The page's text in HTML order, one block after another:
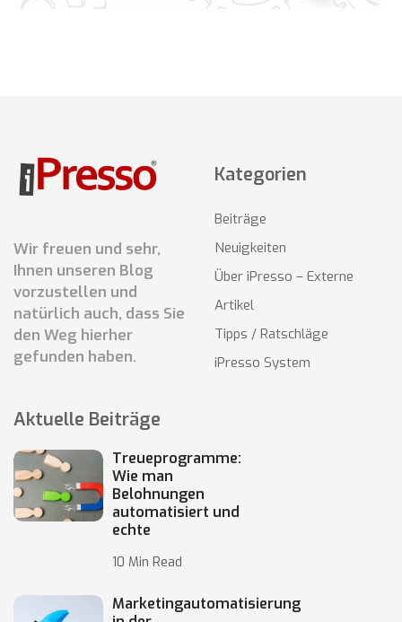
Wir freuen und sehr,
Ihnen unseren Blog
vorzustellen und
natürlich auch, dass Sie
den Weg hierher
gefunden haben.
Kategorien
Beiträge
Neuigkeiten
Über iPresso – Externe
Artikel
Tipps / Ratschläge
iPresso System
Aktuelle Beiträge
Treueprogramme:
Wie man
Belohnungen
automatisiert und
echte
10 Min Read
Marketingautomatisierung